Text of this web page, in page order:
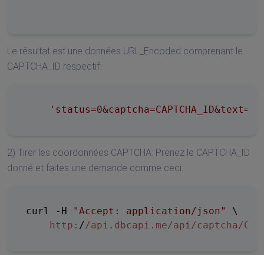
Le résultat est une données URL_Encoded comprenant le
CAPTCHA_ID respectif:
2) Tirer les coordonnées CAPTCHA: Prenez le CAPTCHA_ID
donné et faites une demande comme ceci:
curl -H "Accept: application/json"
\
http: //api.dbcapi.me/api /captcha/